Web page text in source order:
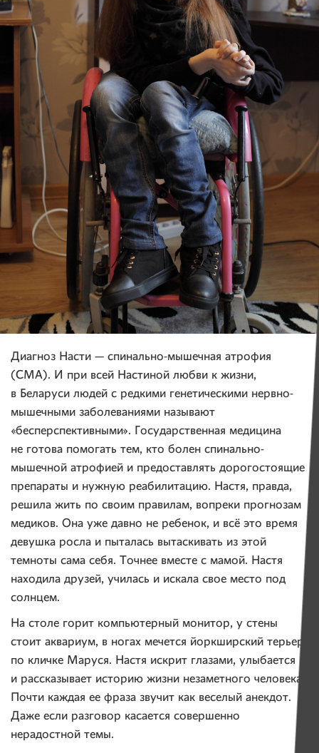
Диагноз Насти — спинально-мышечная атрофия
(СМА). И при всей Настиной любви к жизни,
в Беларуси людей с редкими генетическими нервно-
мышечными заболеваниями называют
«бесперспективными». Государственная медицина
не готова помогать тем, кто болен спинально-
мышечной атрофией и предоставлять дорогостоящие
препараты и нужную реабилитацию. Настя, правда,
решила жить по своим правилам, вопреки прогнозам
медиков. Она уже давно не ребенок, и всё это время
девушка росла и пыталась вытаскивать из этой
темноты сама себя. Точнее вместе с мамой. Настя
находила друзей, училась и искала свое место под
солнцем.
На столе горит компьютерный монитор, у стены
стоит аквариум, в ногах мечется йоркширский терьер
по кличке Маруся. Настя искрит глазами, улыбается
и рассказывает историю жизни незаметного человека.
Почти каждая ее фраза звучит как веселый анекдот.
Даже если разговор касается совершенно
нерадостной темы.